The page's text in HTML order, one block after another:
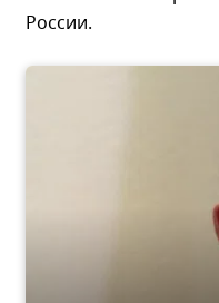
России.